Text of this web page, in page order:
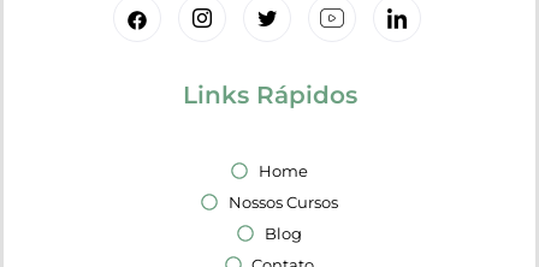
Links Rápidos
Home
Nossos Cursos
Blog